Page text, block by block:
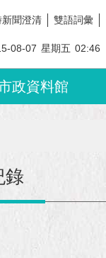
新聞澄清 雙語詞彙
08-07 星期五 02:46
政資料館
錄